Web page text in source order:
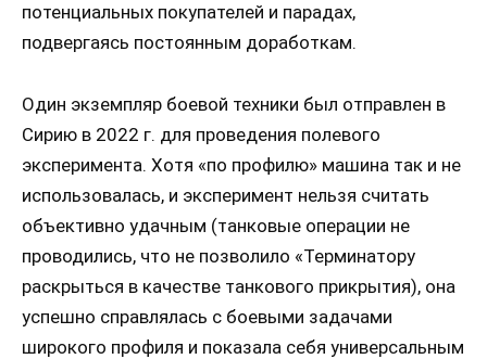
потенциальных покупателей и парадах,
подвергаясь постоянным доработкам.
Один экземпляр боевой техники был отправлен в
Сирию в 2022 г. для проведения полевого
эксперимента. Хотя «по профилю» машина так и не
использовалась, и эксперимент нельзя считать
объективно удачным (танковые операции не
проводились, что не позволило «Терминатору
раскрыться в качестве танкового прикрытия), она
успешно справлялась с боевыми задачами
широкого профиля и показала себя универсальным